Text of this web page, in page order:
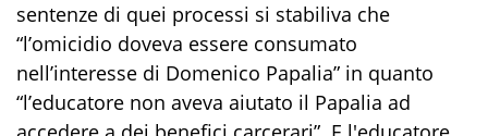
sentenze di quei processi si stabiliva che
“l’omicidio doveva essere consumato
nell’interesse di Domenico Papalia” in quanto
“l’educatore non aveva aiutato il Papalia ad